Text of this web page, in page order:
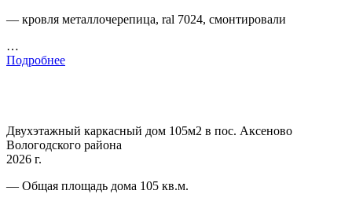
— кровля металлочерепица, ral 7024, смонтировали
…
Подробнее
Двухэтажный каркасный дом 105м2 в пос. Аксеново
Вологодского района
2026 г.
— Общая площадь дома 105 кв.м.